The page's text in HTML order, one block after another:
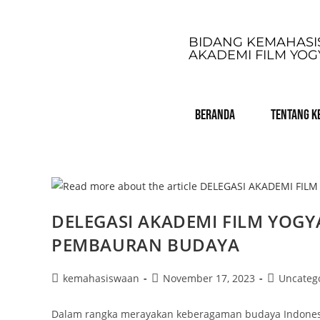
BIDANG
AKADEMI FILM
BERANDA TENTANG
DELEGASI AKADEMI FILM
PEMBAURAN BUDAYA
kemahasiswaan November 17, 2023
Dalam rangka merayakan keberagaman budaya